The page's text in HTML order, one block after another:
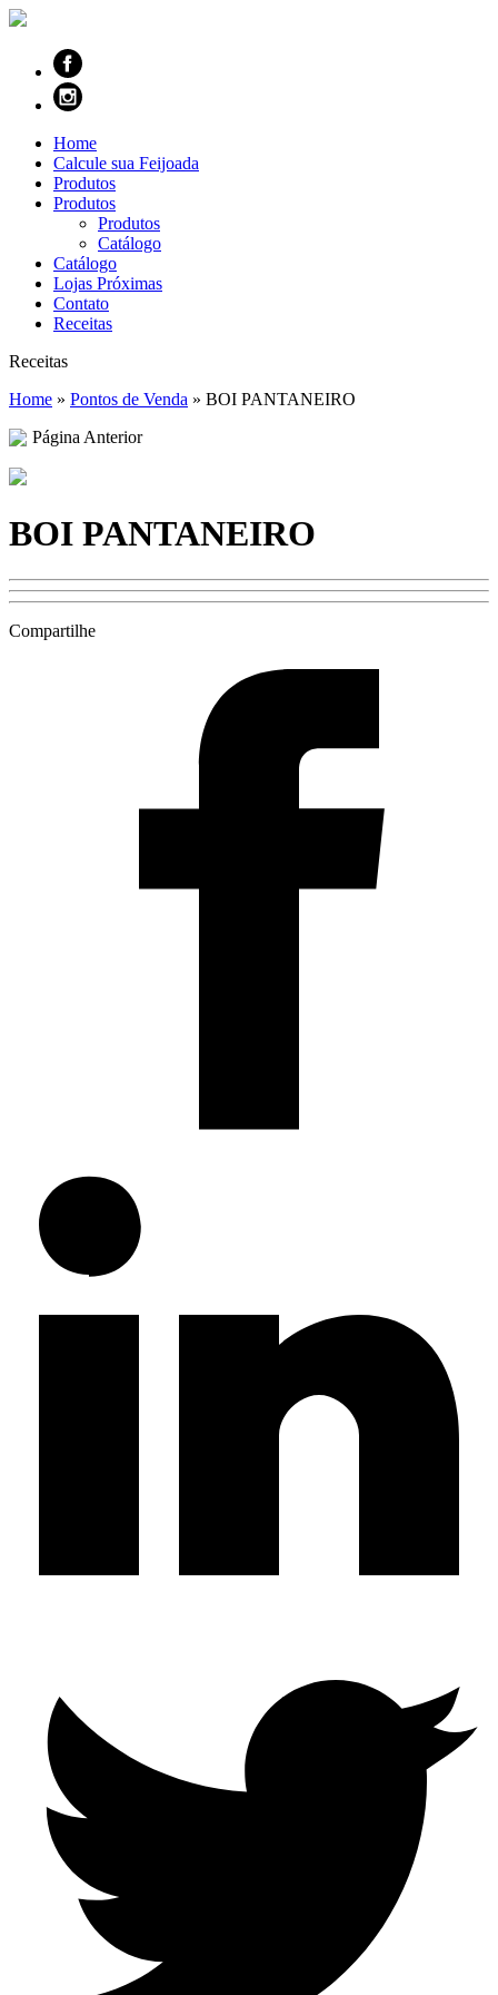
Home
Calcule sua Feijoada
Produtos
Produtos
Produtos
Catálogo
Catálogo
Lojas Próximas
Contato
Receitas
Receitas
Home » Pontos de Venda » BOI PANTANEIRO
Página Anterior
BOI PANTANEIRO
Compartilhe